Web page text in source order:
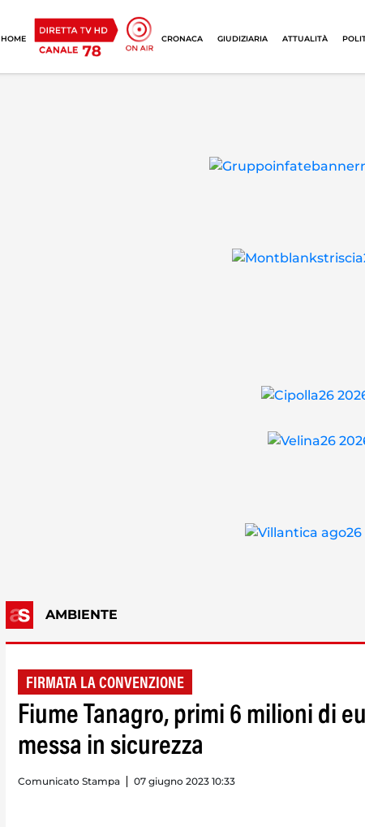
HOME CRONACA GIUDIZIARIA ATTUALITÀ
AMBIENTE
FIRMATA LA CONVENZIONE
Fiume Tanagro, primi 6 milioni di
messa in sicurezza
Comunicato Stampa 07 giugno 2023 10:33